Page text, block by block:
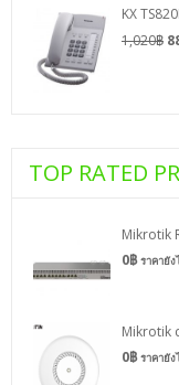
KX
1,020฿
TOP RATED
Mikrotik
0฿ ราคายัง
Mikrotik
0฿ ราคายัง